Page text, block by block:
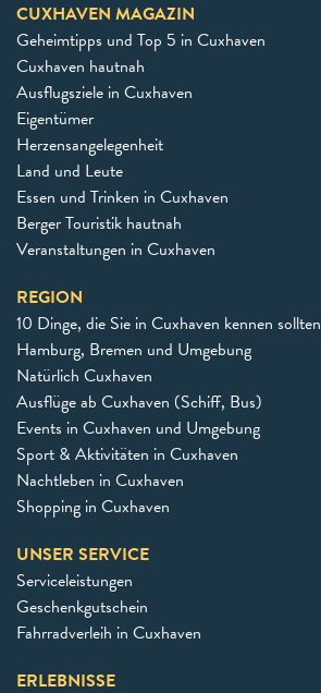
CUXHAVEN MAGAZIN
Geheimtipps und Top 5 in Cuxhaven
Cuxhaven hautnah
Ausflugsziele in Cuxhaven
Eigentümer
Herzensangelegenheit
Land und Leute
Essen und Trinken in Cuxhaven
Berger Touristik hautnah
Veranstaltungen in Cuxhaven
REGION
10 Dinge, die Sie in Cuxhaven kennen sollten
Hamburg, Bremen und Umgebung
Natürlich Cuxhaven
Ausflüge ab Cuxhaven (Schiff, Bus)
Events in Cuxhaven und Umgebung
Sport & Aktivitäten in Cuxhaven
Nachtleben in Cuxhaven
Shopping in Cuxhaven
UNSER SERVICE
Serviceleistungen
Geschenkgutschein
Fahrradverleih in Cuxhaven
ERLEBNISSE